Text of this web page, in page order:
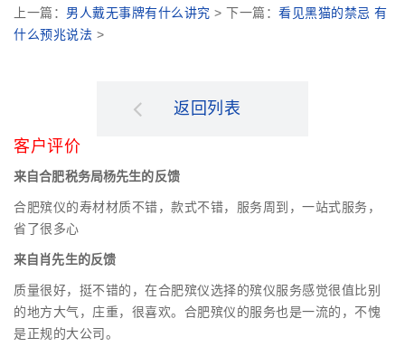
上一篇： 男人戴无事牌有什么讲究 > 下一篇： 看见黑猫的禁忌 有
什么预兆说法 >
返回列表
客户评价
来自合肥税务局杨先生的反馈
合肥殡仪的寿材材质不错，款式不错，服务周到，一站式服务，
省了很多心
来自肖先生的反馈
质量很好，挺不错的，在合肥殡仪选择的殡仪服务感觉很值比别
的地方大气，庄重，很喜欢。合肥殡仪的服务也是一流的，不愧
是正规的大公司。